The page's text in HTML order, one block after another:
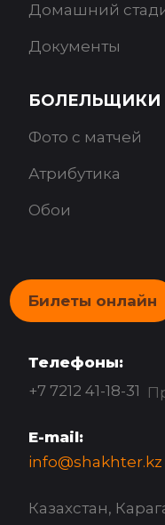
Домашний
Документы
БОЛЕЛЬЩИКИ
Фото с матчей
Атрибутика
Обои
Билеты онлайн
Телефоны:
+7 7212 41-18-31
E-mail:
info@shakhter.kz
Казахстан,